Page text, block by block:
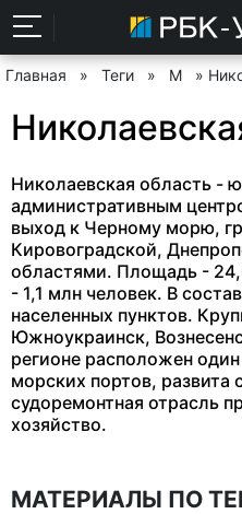
Главная » Теги » М »
Николаевская область -
административным
выход к Черному морю,
Кировоградской,
областями. Площадь -
- 1,1 млн человек. В
населенных пунктов.
Южноукраинск,
регионе расположен
морских портов, развита
судоремонтная отрасль
хозяйство.
МАТЕРИАЛЫ ПО